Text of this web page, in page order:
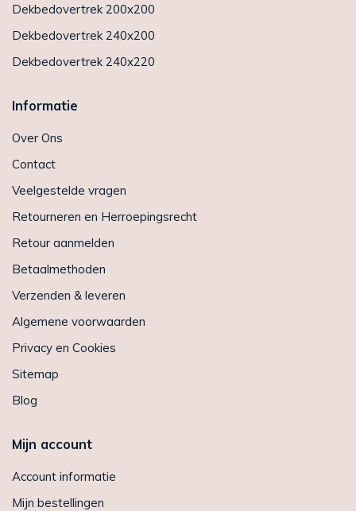
Dekbedovertrek 200x200
Dekbedovertrek 240x200
Dekbedovertrek 240x220
Informatie
Over Ons
Contact
Veelgestelde vragen
Retourneren en Herroepingsrecht
Retour aanmelden
Betaalmethoden
Verzenden & leveren
Algemene voorwaarden
Privacy en Cookies
Sitemap
Blog
Mijn account
Account informatie
Mijn bestellingen